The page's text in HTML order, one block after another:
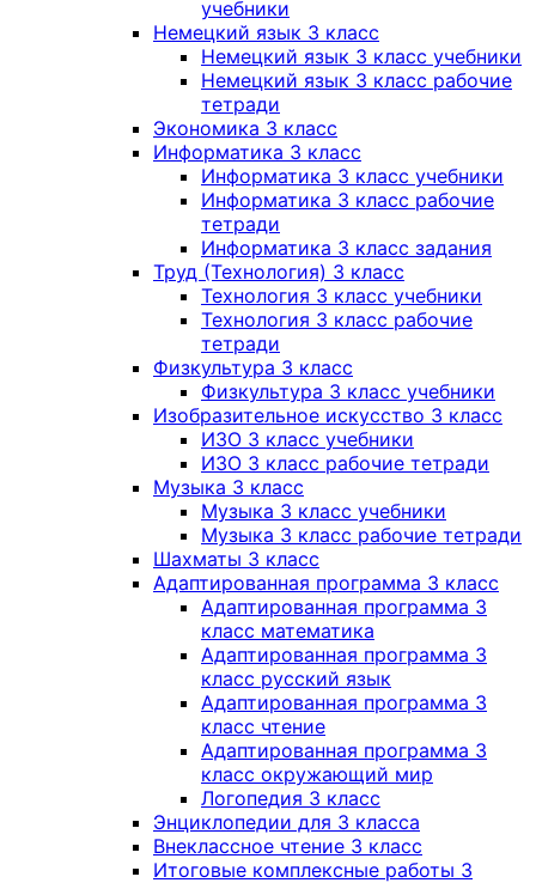
учебники
Немецкий язык 3 класс
Немецкий язык 3 класс учебники
Немецкий язык 3 класс рабочие
тетради
Экономика 3 класс
Информатика 3 класс
Информатика 3 класс учебники
Информатика 3 класс рабочие
тетради
Информатика 3 класс задания
Труд (Технология) 3 класс
Технология 3 класс учебники
Технология 3 класс рабочие
тетради
Физкультура 3 класс
Физкультура 3 класс учебники
Изобразительное искусство 3 класс
ИЗО 3 класс учебники
ИЗО 3 класс рабочие тетради
Музыка 3 класс
Музыка 3 класс учебники
Музыка 3 класс рабочие тетради
Шахматы 3 класс
Адаптированная программа 3 класс
Адаптированная программа 3
класс математика
Адаптированная программа 3
класс русский язык
Адаптированная программа 3
класс чтение
Адаптированная программа 3
класс окружающий мир
Логопедия 3 класс
Энциклопедии для 3 класса
Внеклассное чтение 3 класс
Итоговые комплексные работы 3